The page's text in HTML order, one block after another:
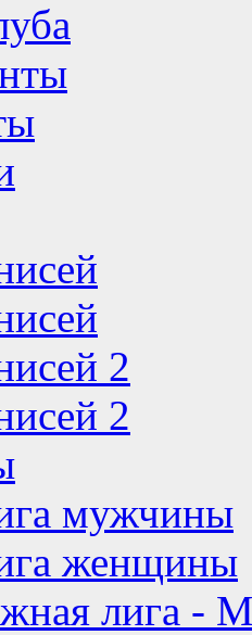
2
2
мужчины
женщины
лига -